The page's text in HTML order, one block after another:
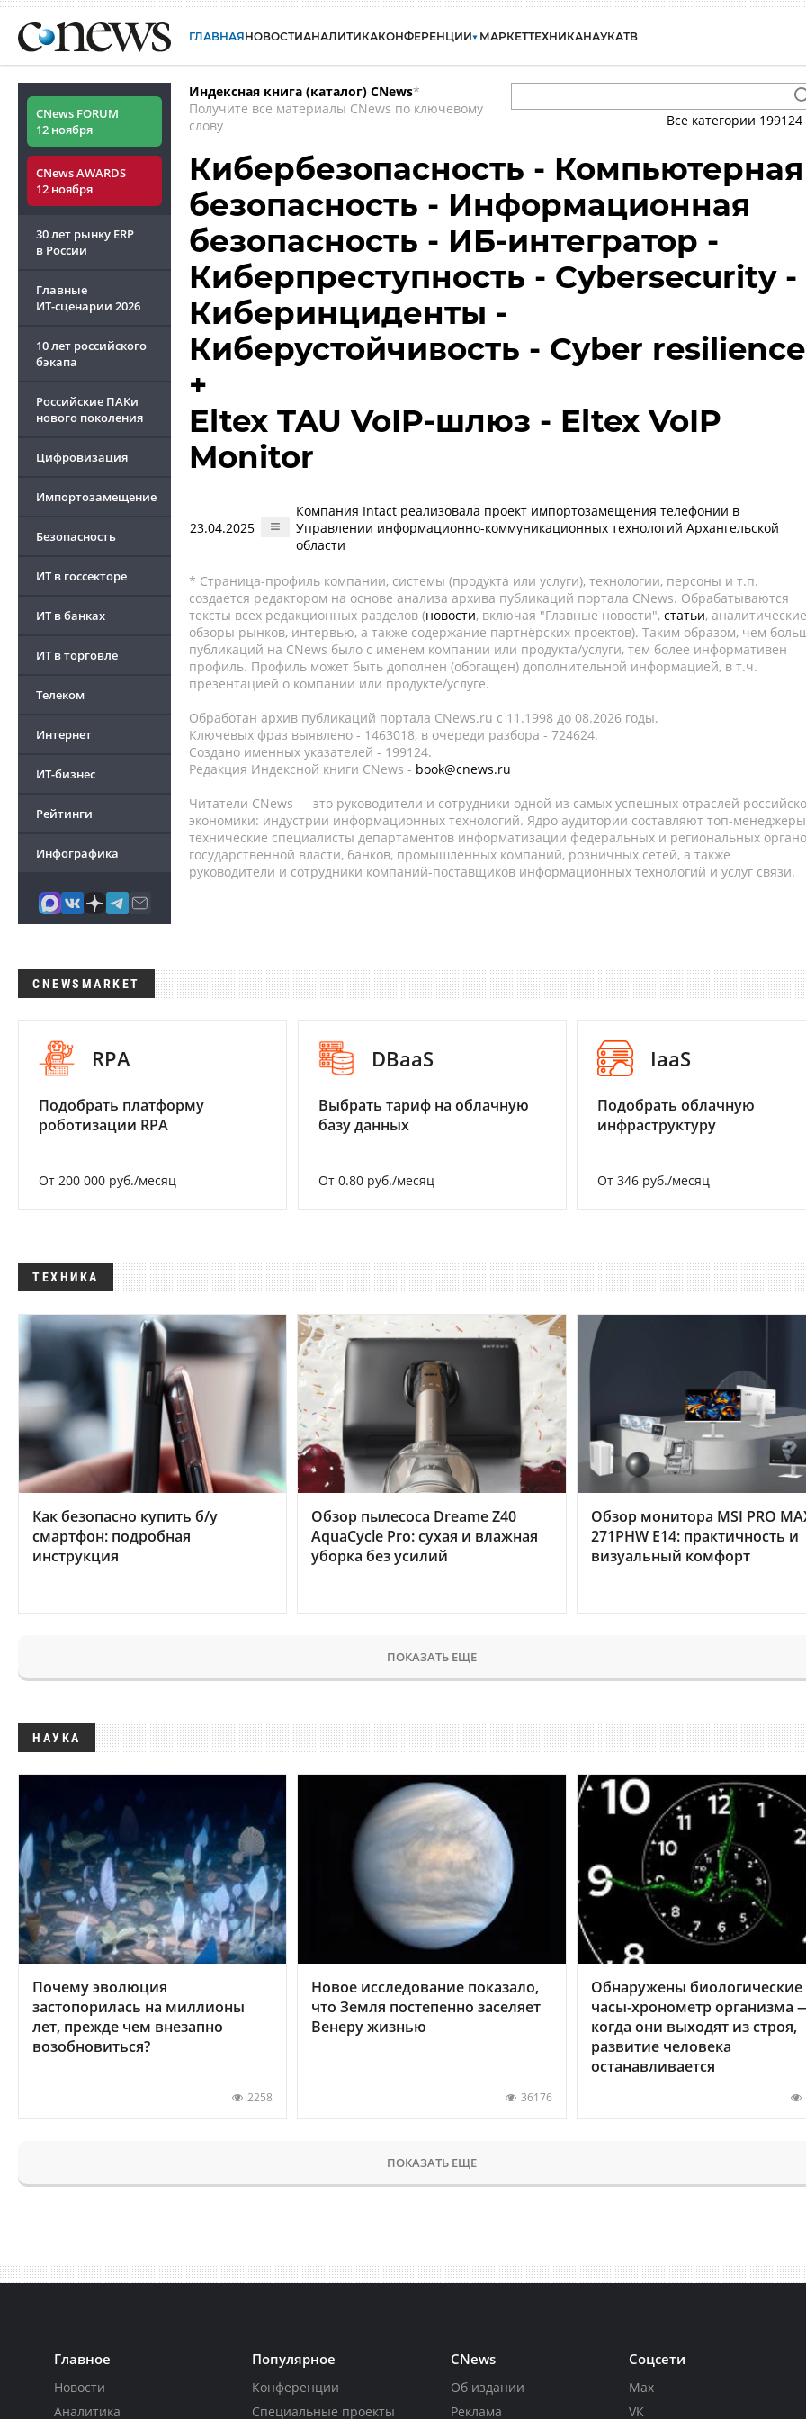
ГЛАВНАЯНОВОСТИАНАЛИТИКАКОНФЕРЕНЦИИ МАРКЕТТЕХНИКАНАУКАТВ
CNews FORUM
12 ноября
CNews AWARDS
12 ноября
30 лет рынку ERP
в России
Главные
ИТ-сценарии 2026
10 лет российского
бэкапа
Российские ПАКи
нового поколения
Цифровизация
Импортозамещение
Безопасность
ИТ в госсекторе
ИТ в банках
ИТ в торговле
Телеком
Интернет
ИТ-бизнес
Рейтинги
Инфографика
Индексная книга (каталог) CNews*
Получите все материалы CNews по ключевому
слову
Все категории 199124
Кибербезопасность - Компьютерная
безопасность - Информационная
безопасность - ИБ-интегратор -
Киберпреступность - Cybersecurity -
Киберинциденты -
Киберустойчивость - Cyber resilience
+
Eltex TAU VoIP-шлюз - Eltex VoIP
Monitor
23.04.2025
Компания Intact реализовала проект импортозамещения телефонии в
Управлении информационно-коммуникационных технологий Архангельской
области
* Страница-профиль компании, системы (продукта или услуги), технологии, персоны и т.п.
создается редактором на основе анализа архива публикаций портала CNews. Обрабатываются
тексты всех редакционных разделов (новости, включая "Главные новости", статьи, аналитические
обзоры рынков, интервью, а также содержание партнёрских проектов). Таким образом, чем
публикаций на CNews было с именем компании или продукта/услуги, тем более информативен
профиль. Профиль может быть дополнен (обогащен) дополнительной информацией, в т.ч.
презентацией о компании или продукте/услуге.
Обработан архив публикаций портала CNews.ru c 11.1998 до 08.2026 годы.
Ключевых фраз выявлено - 1463018, в очереди разбора - 724624.
Создано именных указателей - 199124.
Редакция Индексной книги CNews - book@cnews.ru
Читатели CNews — это руководители и сотрудники одной из самых успешных отраслей
экономики: индустрии информационных технологий. Ядро аудитории составляют топ-
технические специалисты департаментов информатизации федеральных и региональных
государственной власти, банков, промышленных компаний, розничных сетей, а также
руководители и сотрудники компаний-поставщиков информационных технологий и услуг связи.
CNEWSMARKET
RPA
Подобрать платформу
роботизации RPA
От 200 000 руб./месяц
DBaaS
Выбрать тариф на облачную
базу данных
От 0.80 руб./месяц
IaaS
Подобрать облачную
инфраструктуру
От 346 руб./месяц
ТЕХНИКА
Как безопасно купить б/у
смартфон: подробная
инструкция
Обзор пылесоса Dreame Z40
AquaCycle Pro: сухая и влажная
уборка без усилий
Обзор монитора MSI PRO
271PHW E14: практичность и
визуальный комфорт
ПОКАЗАТЬ ЕЩЕ
НАУКА
Почему эволюция
застопорилась на миллионы
лет, прежде чем внезапно
возобновиться?
2258
Новое исследование показало,
что Земля постепенно заселяет
Венеру жизнью
36176
Обнаружены биологические
часы-хронометр организма
когда они выходят из строя,
развитие человека
останавливается
ПОКАЗАТЬ ЕЩЕ
Главное
Новости
Аналитика
Популярное
Конференции
Специальные проекты
CNews
Об издании
Реклама
Соцсети
Max
VK